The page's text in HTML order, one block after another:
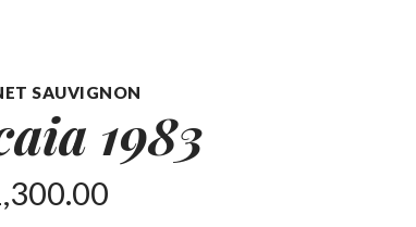
SAUVIGNON
1983